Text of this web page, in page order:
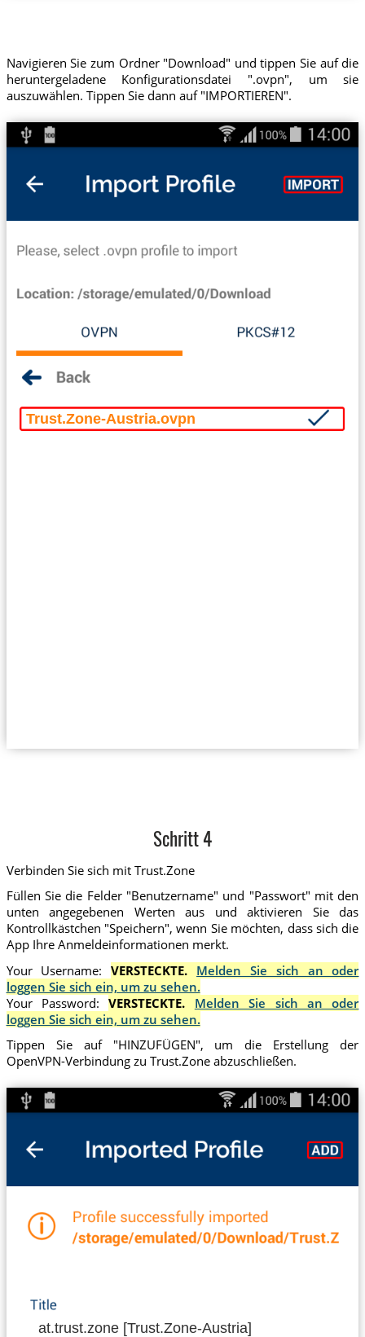
Navigieren Sie zum Ordner "Download" und tippen Sie auf die
heruntergeladene Konfigurationsdatei ".ovpn", um sie
auszuwählen. Tippen Sie dann auf "IMPORTIEREN".
Trust.Zone-Austria.ovpn
Schritt 4
Verbinden Sie sich mit Trust.Zone
Füllen Sie die Felder "Benutzername" und "Passwort" mit den
unten angegebenen Werten aus und aktivieren Sie das
Kontrollkästchen "Speichern", wenn Sie möchten, dass sich die
App Ihre Anmeldeinformationen merkt.
Your Username:VERSTECKTE. Melden Sie sich an oder
loggen Sie sich ein, um zu sehen.
Your Password:VERSTECKTE. Melden Sie sich an oder
loggen Sie sich ein, um zu sehen.
Tippen Sie auf "HINZUFÜGEN", um die Erstellung der
OpenVPN-Verbindung zu Trust.Zone abzuschließen.
at.trust.zone [Trust.Zone-Austria]